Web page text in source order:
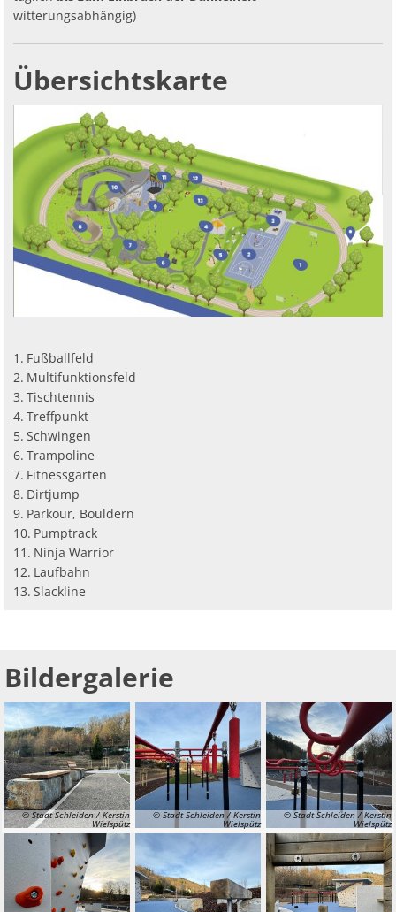
witterungsabhängig)
Übersichtskarte
Fußballfeld
Multifunktionsfeld
Tischtennis
Treffpunkt
Schwingen
Trampoline
Fitnessgarten
Dirtjump
Parkour, Bouldern
Pumptrack
Ninja Warrior
Laufbahn
Slackline
Bildergalerie
© Stadt Schleiden / Kerstin
Wielspütz
© Stadt Schleiden / Kerstin
Wielspütz
© Stadt Schleiden / Kerstin
Wielspütz